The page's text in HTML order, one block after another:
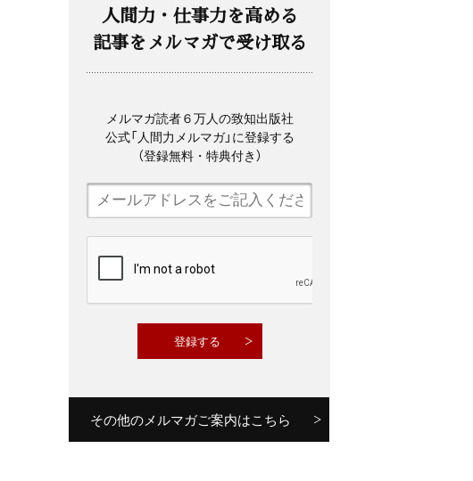
人間力・仕事力を高める
記事をメルマガで受け取る
メルマガ読者６万人の致知出版社
公式「人間力メルマガ」に登録する
（登録無料・特典付き）
その他のメルマガご案内はこちら